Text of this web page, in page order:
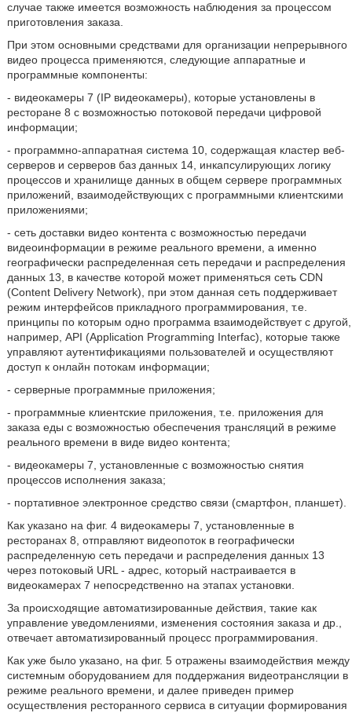
случае также имеется возможность наблюдения за процессом
приготовления заказа.
При этом основными средствами для организации непрерывного
видео процесса применяются, следующие аппаратные и
программные компоненты:
- видеокамеры 7 (IP видеокамеры), которые установлены в
ресторане 8 с возможностью потоковой передачи цифровой
информации;
- программно-аппаратная система 10, содержащая кластер веб-
серверов и серверов баз данных 14, инкапсулирующих логику
процессов и хранилище данных в общем сервере программных
приложений, взаимодействующих с программными клиентскими
приложениями;
- сеть доставки видео контента с возможностью передачи
видеоинформации в режиме реального времени, а именно
географически распределенная сеть передачи и распределения
данных 13, в качестве которой может применяться сеть CDN
(Content Delivery Network), при этом данная сеть поддерживает
режим интерфейсов прикладного программирования, т.е.
принципы по которым одно программа взаимодействует с другой,
например, API (Application Programming Interfac), которые также
управляют аутентификациями пользователей и осуществляют
доступ к онлайн потокам информации;
- серверные программные приложения;
- программные клиентские приложения, т.е. приложения для
заказа еды с возможностью обеспечения трансляций в режиме
реального времени в виде видео контента;
- видеокамеры 7, установленные с возможностью снятия
процессов исполнения заказа;
- портативное электронное средство связи (смартфон, планшет).
Как указано на фиг. 4 видеокамеры 7, установленные в
ресторанах 8, отправляют видеопоток в географически
распределенную сеть передачи и распределения данных 13
через потоковый URL - адрес, который настраивается в
видеокамерах 7 непосредственно на этапах установки.
За происходящие автоматизированные действия, такие как
управление уведомлениями, изменения состояния заказа и др.,
отвечает автоматизированный процесс программирования.
Как уже было указано, на фиг. 5 отражены взаимодействия между
системным оборудованием для поддержания видеотрансляции в
режиме реального времени, и далее приведен пример
осуществления ресторанного сервиса в ситуации формирования